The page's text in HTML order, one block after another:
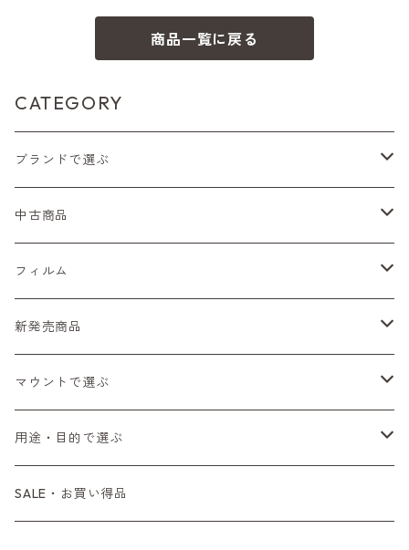
商品一覧に戻る
CATEGORY
ブランドで選ぶ
Nikon（ニコン）
Sシリーズ
Fシリーズ（一桁＋F100）
Canon（キヤノン）
レンジファインダー（7、P）
PENTAX（ペンタックス）
SL、SP
K2、KX、KM
CONTAX（コンタックス）
G1、G2
Tシリーズ
MINOLTA（ミノルタ）
コンパクト
OLYMPUS（オリンパス）
中古商品
フィルムカメラ
一眼レフカメラ（マニュアルフォーカス）
一眼レフカメラ（オートフォーカス）
デジタルカメラ
一眼カメラ
ミラーレスカメラ
マニュアルレンズ
一眼レンズ
レンジファインダーレンズ
オートフォーカスレンズ
一眼レンズ
マウントアダプター
フィルム
レンズ付きフィルム
35mm（135）カラーネガ
35mm（135）白黒ネガ
35mm（135）カラーリバーサル
新発売商品
フィルムカメラ
レンズ付きフィルム
アクセサリー・付属品
マウントで選ぶ
M42
L39
用途・目的で選ぶ
初心者の方へもおすすめ！
SALE・お買い得品